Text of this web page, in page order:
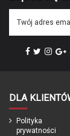
DLA
Polityka
prywatności